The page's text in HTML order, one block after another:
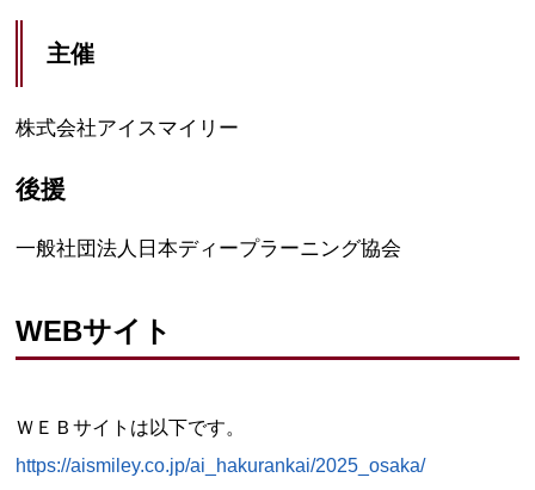
主催
株式会社アイスマイリー
後援
一般社団法人日本ディープラーニング協会
WEBサイト
ＷＥＢサイトは以下です。
https://aismiley.co.jp/ai_hakurankai/2025_osaka/